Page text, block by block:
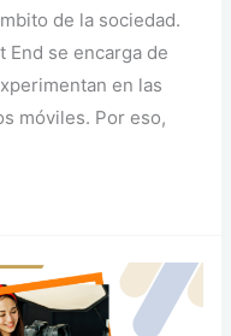
de la sociedad.
End se encarga de
en las
móviles. Por eso,